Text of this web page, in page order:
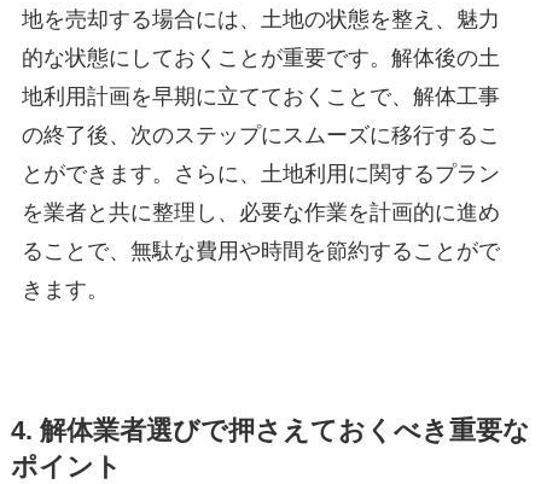
地を売却する場合には、土地の状態を整え、魅力
的な状態にしておくことが重要です。解体後の土
地利用計画を早期に立てておくことで、解体工事
の終了後、次のステップにスムーズに移行するこ
とができます。さらに、土地利用に関するプラン
を業者と共に整理し、必要な作業を計画的に進め
ることで、無駄な費用や時間を節約することがで
きます。
4. 解体業者選びで押さえておくべき重要な
ポイント